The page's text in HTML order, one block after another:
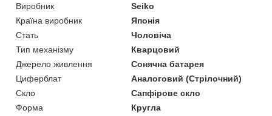
Виробник
Seiko
Країна виробник
Японія
Стать
Чоловіча
Тип механізму
Кварцовий
Джерело живлення
Сонячна батарея
Циферблат
Аналоговий (Стрілочний)
Скло
Сапфірове скло
Форма
Кругла